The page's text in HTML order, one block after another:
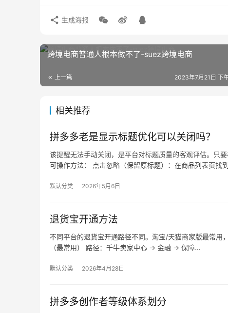
生成海报
跨境电商普通人根本做不了-suez跨境电商
上一篇 2023年7月21日 下
相关推荐
拼多多老是显示标题优化可以关闭吗？
该提醒无法手动关闭，是平台对标题质量的客观评估。只
可操作方法： 点击忽略（保留原标题）：在商品列表页找
默认分类 2026年5月6日
退货宝开通方法
不同平台的退货宝开通路径不同。淘宝/天猫商家版最常用
（最常用） 路径：千牛卖家中心 → 金融 → 保障…
默认分类 2026年4月28日
拼多多创作者等级体系划分